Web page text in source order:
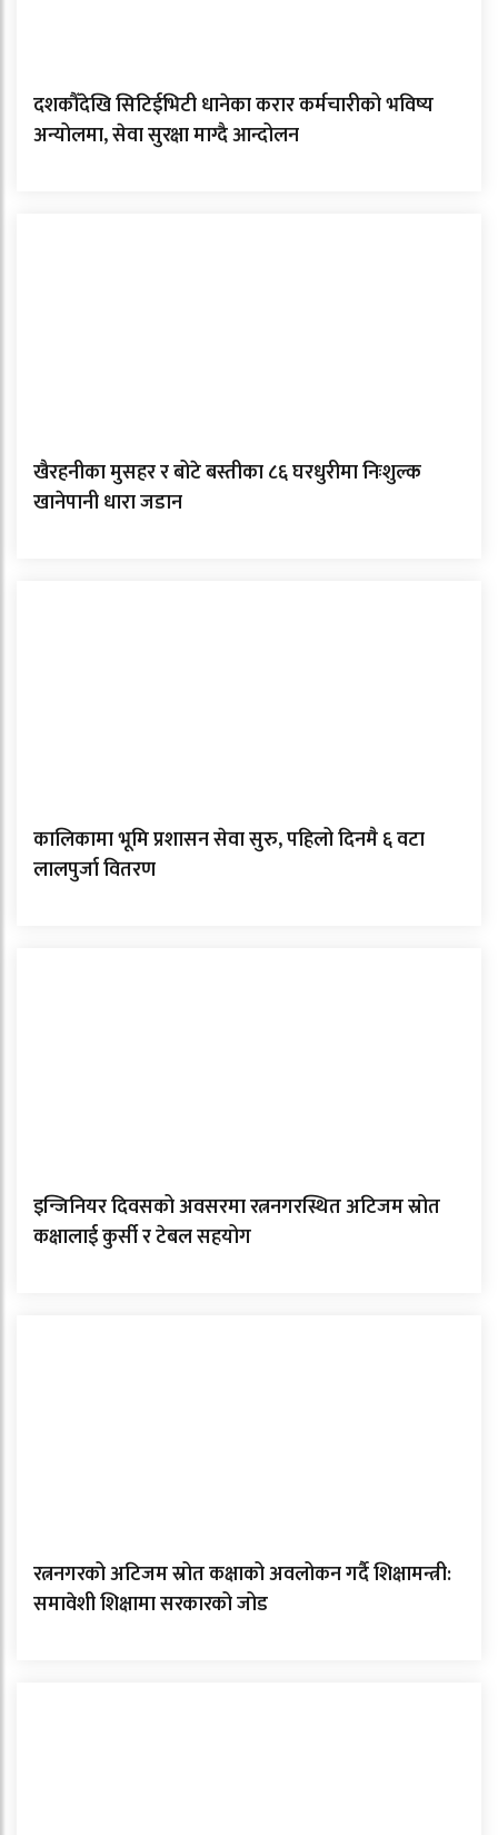
दशकौँदेखि सिटिईभिटी धानेका करार कर्मचारीको भविष्य
अन्योलमा, सेवा सुरक्षा माग्दै आन्दोलन
खैरहनीका मुसहर र बोटे बस्तीका ८६ घरधुरीमा निःशुल्क
खानेपानी धारा जडान
कालिकामा भूमि प्रशासन सेवा सुरु, पहिलो दिनमै ६ वटा
लालपुर्जा वितरण
इन्जिनियर दिवसको अवसरमा रत्ननगरस्थित अटिजम स्रोत
कक्षालाई कुर्सी र टेबल सहयोग
रत्ननगरको अटिजम स्रोत कक्षाको अवलोकन गर्दै शिक्षामन्त्री:
समावेशी शिक्षामा सरकारको जोड